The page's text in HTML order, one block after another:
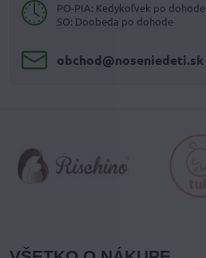
PO-PIA: Kedykoľvek po dohode
SO: Doobeda po dohode
obchod​@noseniedeti​.sk